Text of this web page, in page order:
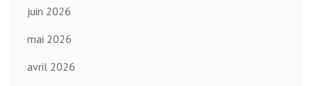
juin 2026
mai 2026
avril 2026